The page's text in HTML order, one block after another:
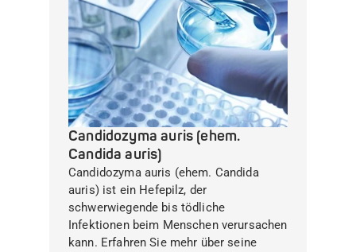
Candidozyma auris (ehem.
Candida auris)
Candidozyma auris (ehem. Candida
auris) ist ein Hefepilz, der
schwerwiegende bis tödliche
Infektionen beim Menschen verursachen
kann. Erfahren Sie mehr über seine